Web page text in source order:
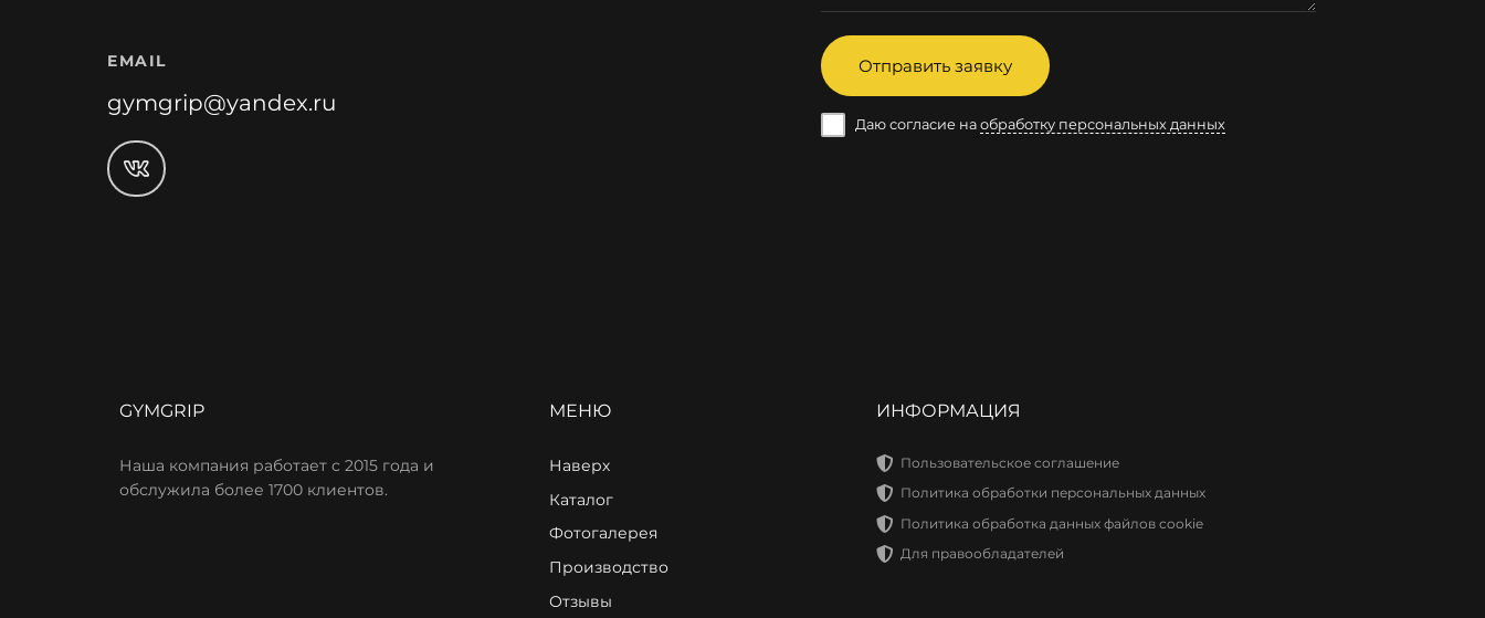
EMAIL
gymgrip@yandex.ru
Отправить заявку
Даю согласие на обработку персональных данных
GYMGRIP
Наша компания работает с 2015 года и
обслужила более 1700 клиентов.
МЕНЮ
Наверх
Каталог
Фотогалерея
Производство
Отзывы
ИНФОРМАЦИЯ
Пользовательское соглашение
Политика обработки персональных данных
Политика обработка данных файлов cookie
Для правообладателей